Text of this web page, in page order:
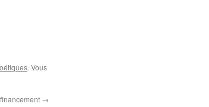
. Vous
→